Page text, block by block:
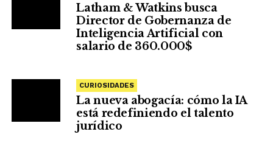
Latham & Watkins busca
Director de Gobernanza de
Inteligencia Artificial con
salario de 360.000$
CURIOSIDADES
La nueva abogacía: cómo la IA
está redefiniendo el talento
jurídico